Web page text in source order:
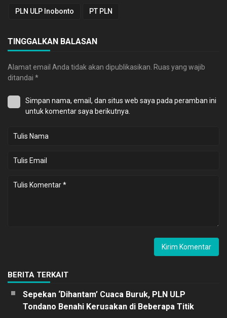
PLN ULP Inobonto PT PLN
TINGGALKAN BALASAN
Alamat email Anda tidak akan dipublikasikan. Ruas yang wajib
ditandai *
Simpan nama, email, dan situs web saya pada peramban ini
untuk komentar saya berikutnya.
BERITA TERKAIT
Sepekan ‘Dihantam’ Cuaca Buruk, PLN ULP
Tondano Benahi Kerusakan di Beberapa Titik